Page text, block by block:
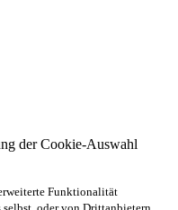
der Cookie-Auswahl
Funktionalität